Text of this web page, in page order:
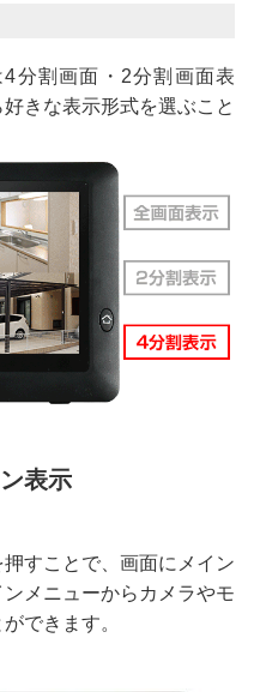
分割画面・2分割画面表
きな表示形式を選ぶこと
表示
すことで、画面にメイン
メニューからカメラやモ
できます。